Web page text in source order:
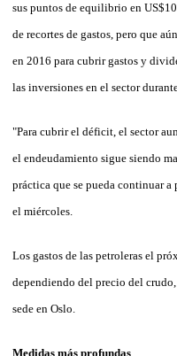
sus puntos de equilibrio en
de recortes de gastos, pero que
en 2016 para cubrir gastos y
las inversiones en el sector
"Para cubrir el déficit, el sector
el endeudamiento sigue siendo
práctica que se pueda continuar
el miércoles.
Los gastos de las petroleras el
dependiendo del precio del
sede en Oslo.
Medidas más profundas